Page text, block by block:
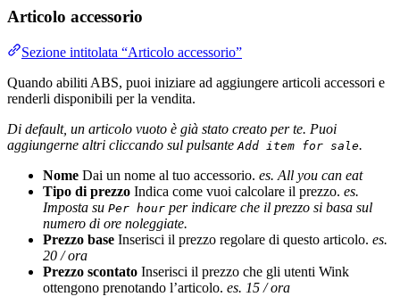
Articolo accessorio
Sezione intitolata “Articolo accessorio”
Quando abiliti ABS, puoi iniziare ad aggiungere articoli accessori e
renderli disponibili per la vendita.
Di default, un articolo vuoto è già stato creato per te. Puoi
aggiungerne altri cliccando sul pulsante Add item for sale.
Nome Dai un nome al tuo accessorio. es. All you can eat
Tipo di prezzo Indica come vuoi calcolare il prezzo. es.
Imposta su Per hour per indicare che il prezzo si basa sul
numero di ore noleggiate.
Prezzo base Inserisci il prezzo regolare di questo articolo. es.
20 / ora
Prezzo scontato Inserisci il prezzo che gli utenti Wink
ottengono prenotando l’articolo. es. 15 / ora